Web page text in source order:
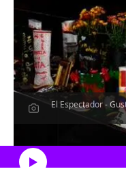
El Espectador -